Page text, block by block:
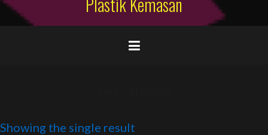
Showing the single result